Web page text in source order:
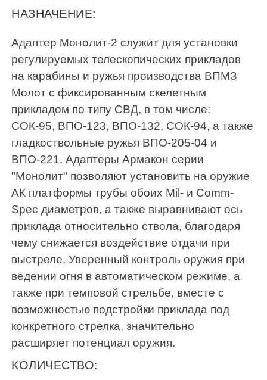
НАЗНАЧЕНИЕ:
Адаптер Монолит-2 служит для установки
регулируемых телескопических прикладов
на карабины и ружья производства ВПМЗ
Молот с фиксированным скелетным
прикладом по типу СВД, в том числе:
СОК-95, ВПО-123, ВПО-132, СОК-94, а также
гладкоствольные ружья ВПО-205-04 и
ВПО-221. Адаптеры Армакон серии
"Монолит" позволяют установить на оружие
АК платформы трубы обоих Mil- и Comm-
Spec диаметров, а также выравнивают ось
приклада относительно ствола, благодаря
чему снижается воздействие отдачи при
выстреле. Уверенный контроль оружия при
ведении огня в автоматическом режиме, а
также при темповой стрельбе, вместе с
возможностью подстройки приклада под
конкретного стрелка, значительно
расширяет потенциал оружия.
КОЛИЧЕСТВО: